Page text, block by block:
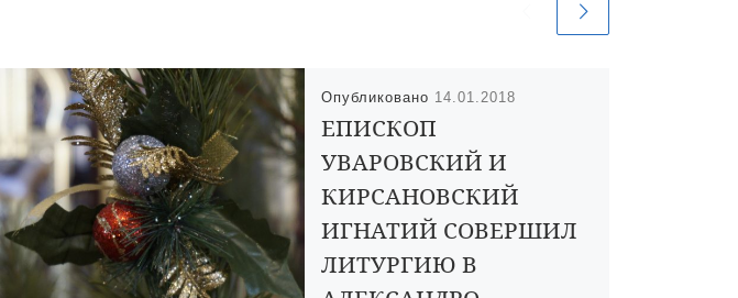
Опубликовано 14.01.2018
ЕПИСКОП
УВАРОВСКИЙ И
КИРСАНОВСКИЙ
ИГНАТИЙ СОВЕРШИЛ
ЛИТУРГИЮ В